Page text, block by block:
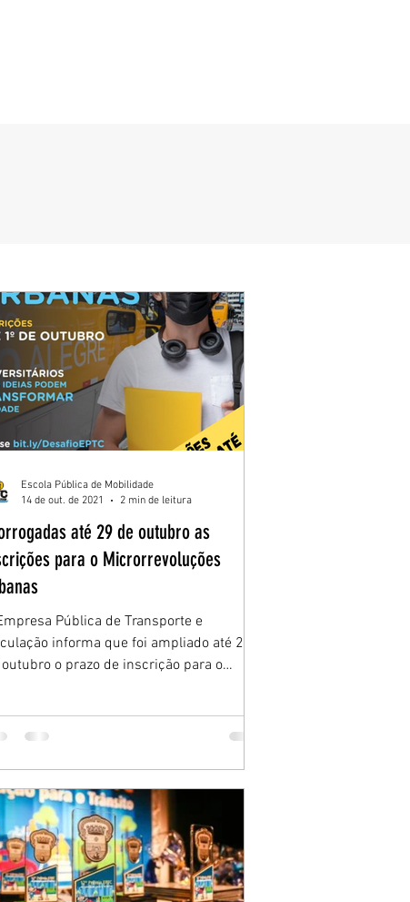
até 29 de outubro as
para o Microrrevoluções
Pública de Transporte e
informa que foi ampliado até 29
o prazo de inscrição para o
Escola Pública de Mobilidade
14 de out. de 2021
2 min de leitura